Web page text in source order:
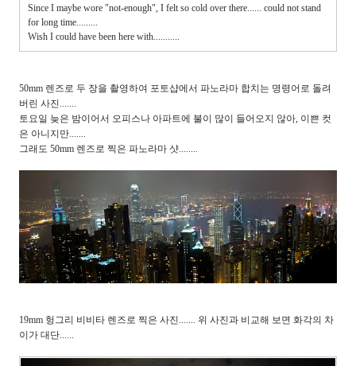
Since I maybe wore "not-enough", I felt so cold over there...... could not stand
for long time.........
Wish I could have been here with...........
50mm 렌즈로 두 장을 촬영하여 포토샵에서 파노라마 합치는 명령어로 돌려
버린 사진.......
토요일 늦은 밤이어서 오피스나 아파트에 불이 많이 들어오지 않아, 이쁜 컷
은 아니지만.......
그래도 50mm 렌즈로 찍은 파노라마 샷........
19mm 헝그리 비비타 렌즈로 찍은 사진....... 위 사진과 비교해 보면 화각의 차
이가 대단......